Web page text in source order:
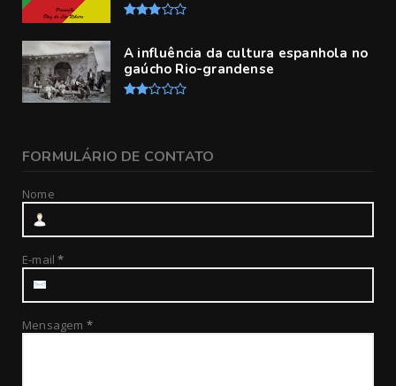
A influência da cultura espanhola no
gaúcho Rio-grandense
FORMULÁRIO DE CONTATO
Nome
E-mail*
Mensagem *